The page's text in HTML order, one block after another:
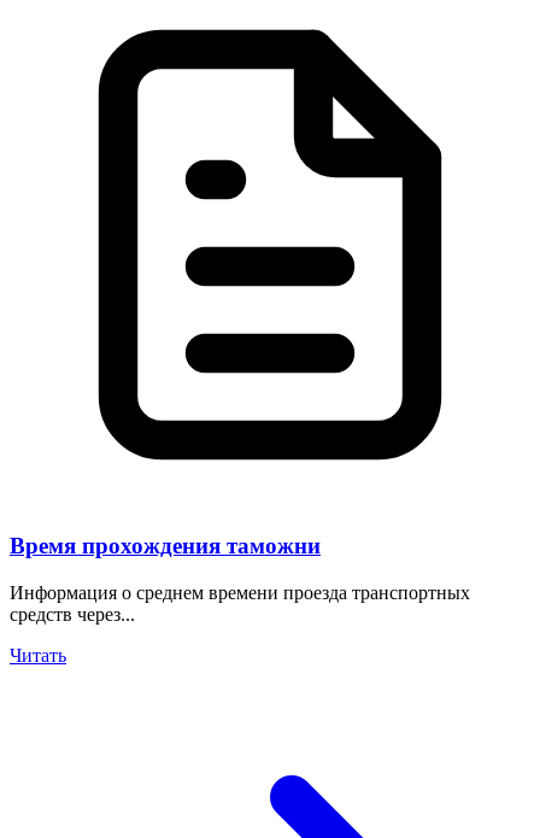
Время прохождения таможни
Информация о среднем времени проезда транспортных
средств через...
Читать